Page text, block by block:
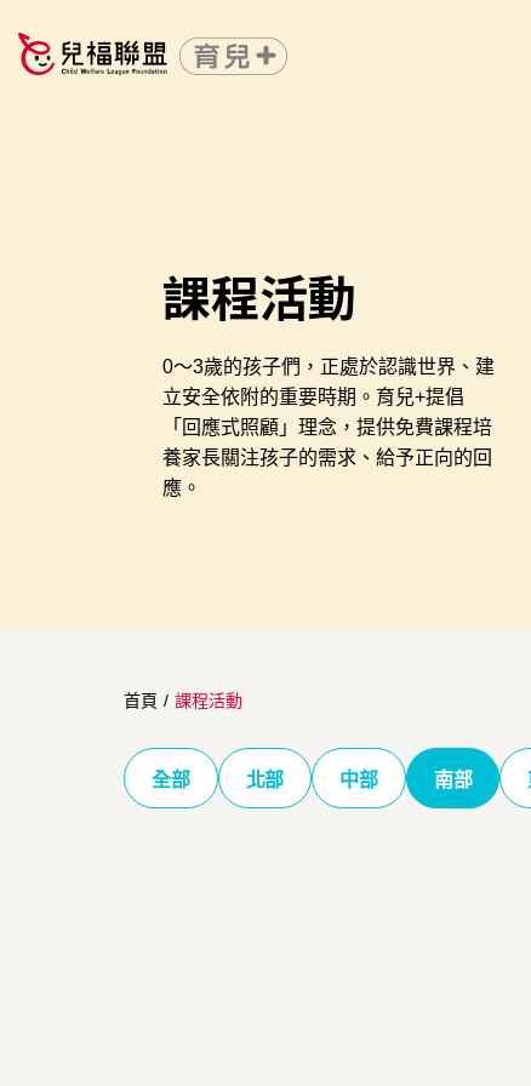
課程活動
0～3歲的孩子們，正處於認識世界、建
立安全依附的重要時期。育兒+提倡
「回應式照顧」理念，提供免費課程培
養家長關注孩子的需求、給予正向的回
應。
首頁 / 課程活動
全部 北部 中部 南部